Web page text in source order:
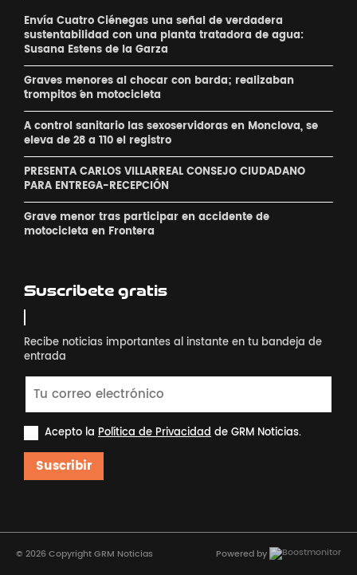
Envía Cuatro Ciénegas una señal de verdadera
sustentabilidad con una planta tratadora de agua:
Susana Estens de la Garza
Graves menores al chocar con barda; realizaban
´trompitos ´en motocicleta
A control sanitario las sexoservidoras en Monclova, se
eleva de 28 a 110 el registro
PRESENTA CARLOS VILLARREAL CONSEJO CIUDADANO
PARA ENTREGA-RECEPCIÓN
Grave menor tras participar en accidente de
motocicleta en Frontera
Suscribete gratis
Recibe noticias importantes al instante en tu bandeja de
entrada
Acepto la Política de Privacidadde GRM Noticias.
Suscribir
© 2026 Copyright GRM Noticias Powered by